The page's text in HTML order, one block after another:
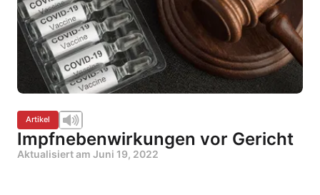
Artikel
Impfnebenwirkungen vor Gericht
Aktualisiert am Juni 19, 2022